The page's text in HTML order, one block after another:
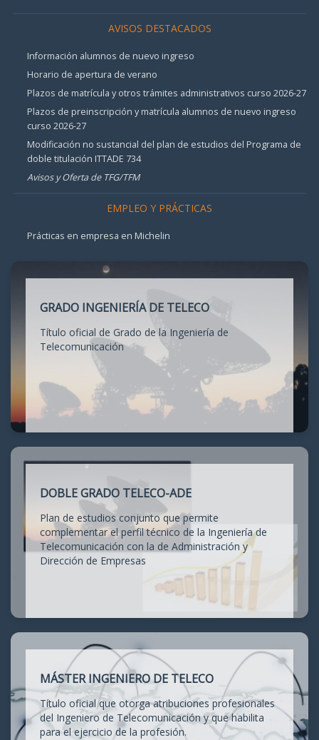
AVISOS DESTACADOS
Información alumnos de nuevo ingreso
Horario de apertura de verano
Plazos de matrícula y otros trámites administrativos curso 2026-27
Plazos de preinscripción y matrícula alumnos de nuevo ingreso
curso 2026-27
Modificación no sustancial del plan de estudios del Programa de
doble titulación ITTADE 734
Avisos y Oferta de TFG/TFM
EMPLEO Y PRÁCTICAS
Prácticas en empresa en Michelin
GRADO INGENIERÍA DE TELECO
Título oficial de Grado de la Ingeniería de
Telecomunicación
DOBLE GRADO TELECO-ADE
Plan de estudios conjunto que permite
complementar el perfil técnico de la Ingeniería de
Telecomunicación con la de Administración y
Dirección de Empresas
MÁSTER INGENIERO DE TELECO
Título oficial que otorga atribuciones profesionales
del Ingeniero de Telecomunicación y que habilita
para el ejercicio de la profesión.